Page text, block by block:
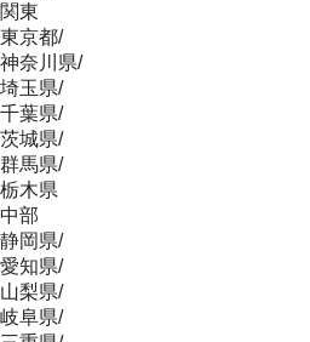
関東
東京都/
神奈川県/
埼玉県/
千葉県/
茨城県/
群馬県/
栃木県
中部
静岡県/
愛知県/
山梨県/
岐阜県/